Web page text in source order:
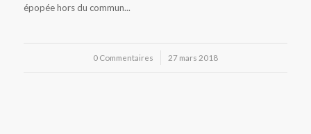
épopée hors du commun...
0 Commentaires
/ 27 mars 2018